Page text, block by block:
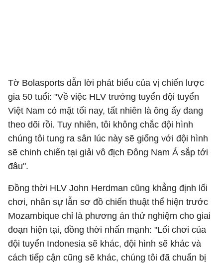
Tờ Bolasports dẫn lời phát biểu của vị chiến lược
gia 50 tuổi: "Về việc HLV trưởng tuyển đội tuyển
Việt Nam có mặt tối nay, tất nhiên là ông ấy đang
theo dõi rồi. Tuy nhiên, tôi không chắc đội hình
chúng tôi tung ra sân lúc này sẽ giống với đội hình
sẽ chinh chiến tại giải vô địch Đông Nam Á sắp tới
đâu".
Đồng thời HLV John Herdman cũng khẳng định lối
chơi, nhân sự lẫn sơ đồ chiến thuật thể hiện trước
Mozambique chỉ là phương án thử nghiệm cho giai
đoạn hiện tại, đồng thời nhấn mạnh: "Lối chơi của
đội tuyển Indonesia sẽ khác, đội hình sẽ khác và
cách tiếp cận cũng sẽ khác, chúng tôi đã chuẩn bị